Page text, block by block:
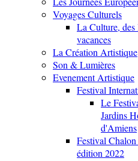
Voyages Culturels
La Culture, des
vacances
La Création Artistique
Son & Lumières
Evenement Artistique
Festival
Le
Jardins
d'Amiens
Festival
édition 2022